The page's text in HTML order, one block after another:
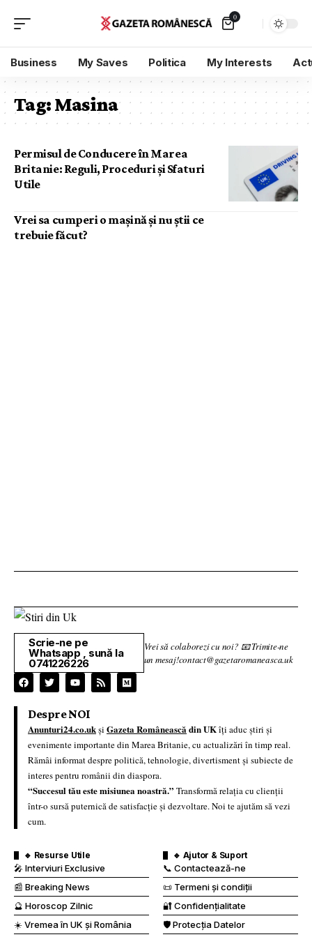
0
Business My Saves Politica My Interests
Tag:Masina
Permisul de Conducere în Marea
Britanie: Reguli, Proceduri și Sfaturi
Utile
Vrei sa cumperi o mașină și nu știi ce
trebuie făcut?
Scrie-ne pe
Whatsapp , sună la
0741226226
Vrei să colaborezi cu noi? 📧 Trimite-ne
un mesaj!contact@gazetaromaneasca.uk
Despre NOI
Anunturi24.co.ukși Gazeta Româneascădin UKîți aduc știri și
evenimente importante din Marea Britanie, cu actualizări în timp real.
Rămâi informat despre politică, tehnologie, divertisment și subiecte de
interes pentru românii din diaspora.
“Succesul tău este misiunea noastră.” Transformă relația cu clienții
într-o sursă puternică de satisfacție și dezvoltare. Noi te ajutăm să vezi
cum.
🔹 Resurse Utile
🎤 Interviuri Exclusive
📰 Breaking News
🔮 Horoscop Zilnic
☀️ Vremea în UK și România
🔹 Ajutor & Suport
📞 Contactează-ne
📜 Termeni și condiții
🔐 Confidențialitate
🛡️ Protecția Datelor